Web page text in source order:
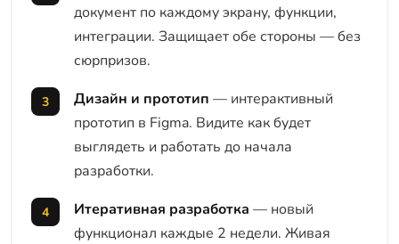
документ по каждому экрану, функции,
интеграции. Защищает обе стороны — без
сюрпризов.
Дизайн и прототип — интерактивный
прототип в Figma. Видите как будет
выглядеть и работать до начала
разработки.
Итеративная разработка — новый
функционал каждые 2 недели. Живая